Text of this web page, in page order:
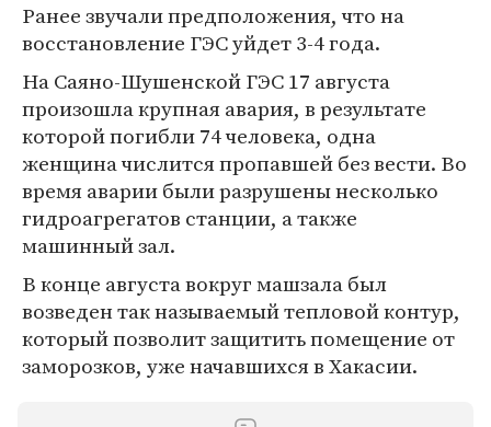
Ранее звучали предположения, что на
восстановление ГЭС уйдет 3-4 года.
На Саяно-Шушенской ГЭС 17 августа
произошла крупная авария, в результате
которой погибли 74 человека, одна
женщина числится пропавшей без вести. Во
время аварии были разрушены несколько
гидроагрегатов станции, а также
машинный зал.
В конце августа вокруг машзала был
возведен так называемый тепловой контур,
который позволит защитить помещение от
заморозков, уже начавшихся в Хакасии.